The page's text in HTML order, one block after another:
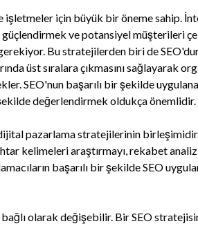
için büyük bir öneme sahip.
güçlendirmek ve potansiyel müşterileri
Bu stratejilerden biri de
üst sıralara çıkmasını sağlayarak
SEO'nun başarılı bir şekilde
değerlendirmek oldukça önemlidir.
pazarlama stratejilerinin
kelimeleri araştırmayı, rekabet
başarılı bir şekilde SEO
olarak değişebilir. Bir SEO